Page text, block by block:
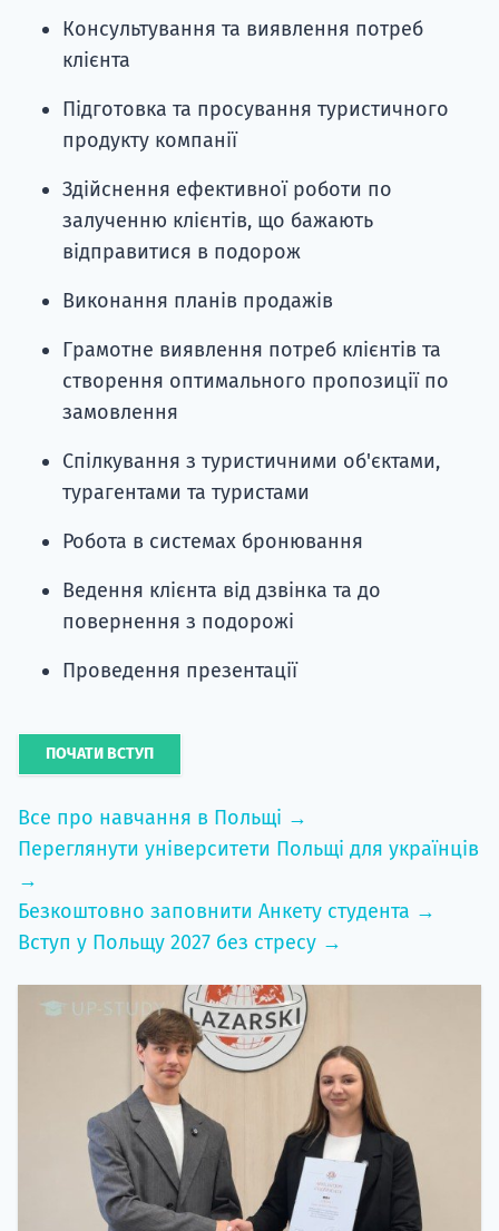
Консультування та виявлення потреб
клієнта
Підготовка та просування туристичного
продукту компанії
Здійснення ефективної роботи по
залученню клієнтів, що бажають
відправитися в подорож
Виконання планів продажів
Грамотне виявлення потреб клієнтів та
створення оптимального пропозиції по
замовлення
Спілкування з туристичними об'єктами,
турагентами та туристами
Робота в системах бронювання
Ведення клієнта від дзвінка та до
повернення з подорожі
Проведення презентації
ПОЧАТИ ВСТУП
Все про навчання в Польщі →
Переглянути університети Польщі для українців
→
Безкоштовно заповнити Анкету студента →
Вступ у Польщу 2027 без стресу →